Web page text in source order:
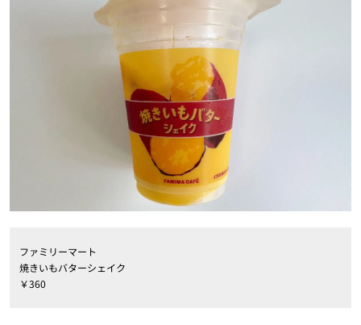
ファミリーマート
焼きいもバターシェイク
￥360